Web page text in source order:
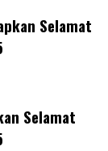
Selamat
Selamat